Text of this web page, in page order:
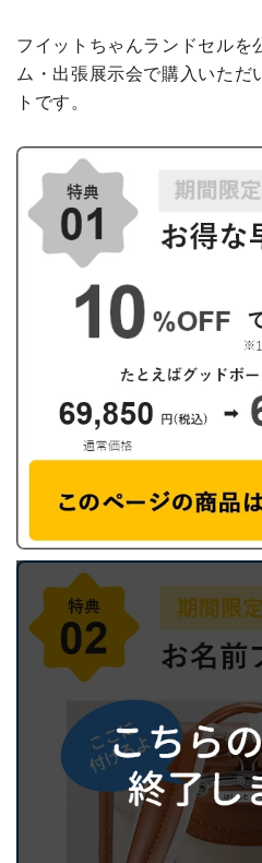
フイットちゃんランドセルを
ム・出張展示会で購入いただ
トです。